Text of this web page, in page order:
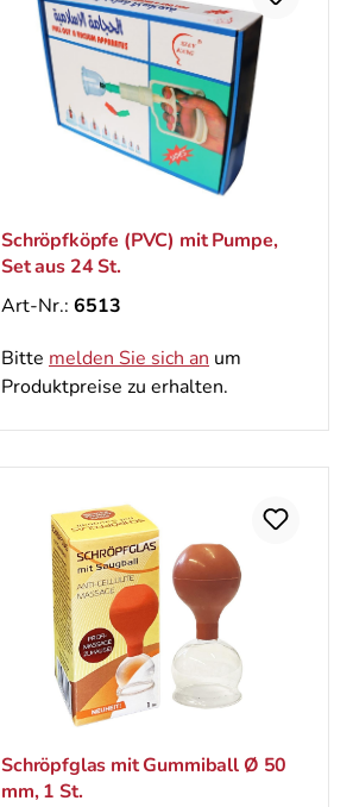
Schröpfköpfe (PVC) mit Pumpe,
Set aus 24 St.
Art-Nr.: 6513
Bitte melden Sie sich an um
Produktpreise zu erhalten.
Schröpfglas mit Gummiball Ø 50
mm, 1 St.